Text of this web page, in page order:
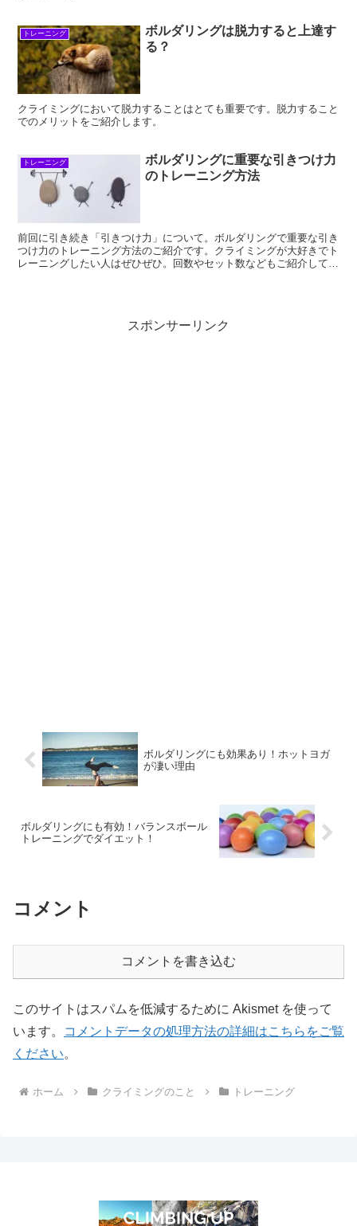
トレーニング
ボルダリングは脱力すると上達す
る？
クライミングにおいて脱力することはとても重要です。脱力すること
でのメリットをご紹介します。
トレーニング
ボルダリングに重要な引きつけ力
のトレーニング方法
前回に引き続き「引きつけ力」について。ボルダリングで重要な引き
つけ力のトレーニング方法のご紹介です。クライミングが大好きでト
レーニングしたい人はぜひぜひ。回数やセット数などもご紹介してい
スポンサーリンク
ボルダリングにも効果あり！ホットヨガ
が凄い理由
ボルダリングにも有効！バランスボール
トレーニングでダイエット！
コメント
コメントを書き込む
このサイトはスパムを低減するために Akismet を使って
います。
コメントデータの処理方法の詳細はこちらをご覧
ください。
ホーム クライミングのこと トレーニング